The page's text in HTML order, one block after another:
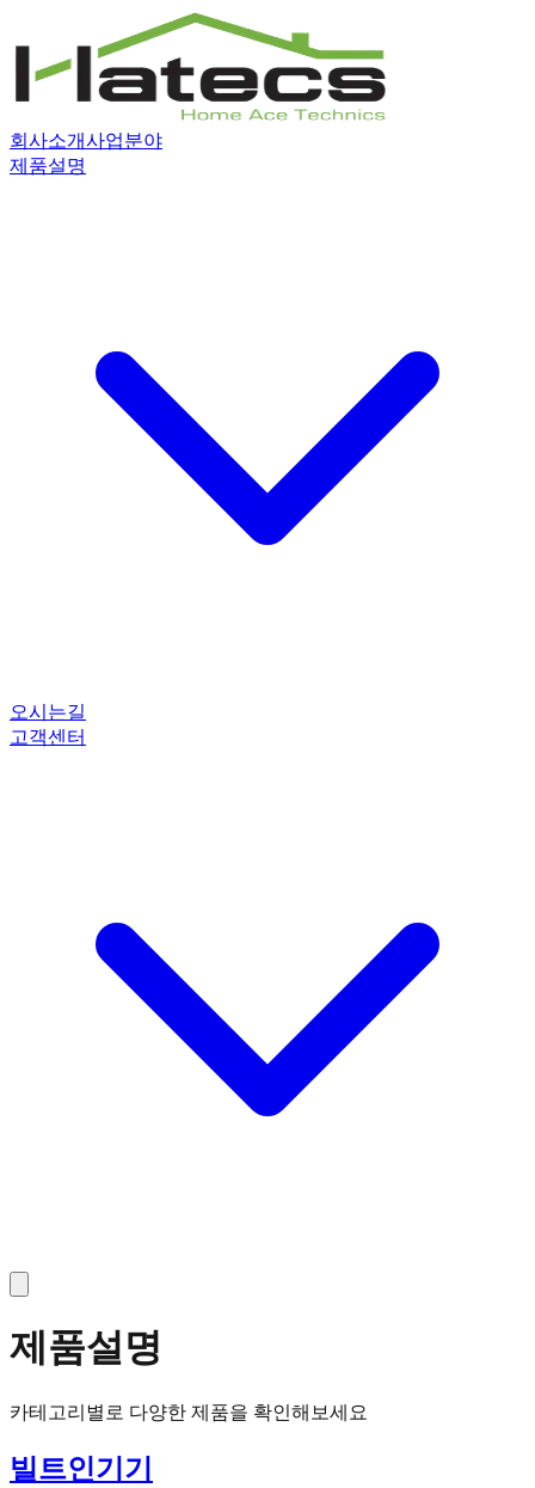
회사소개사업분야
제품설명
오시는길
고객센터
제품설명
카테고리별로 다양한 제품을 확인해보세요
빌트인기기